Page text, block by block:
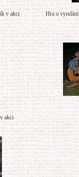
v akci
Hra o
akci